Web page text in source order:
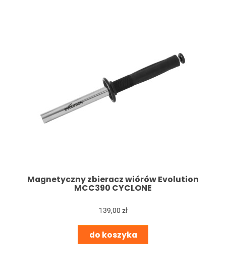
Magnetyczny zbieracz wiórów Evolution
MCC390 CYCLONE
139,00 zł
do koszyka